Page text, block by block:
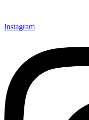
Instagram